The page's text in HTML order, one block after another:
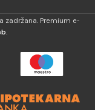
zadržana. Premium e-
.